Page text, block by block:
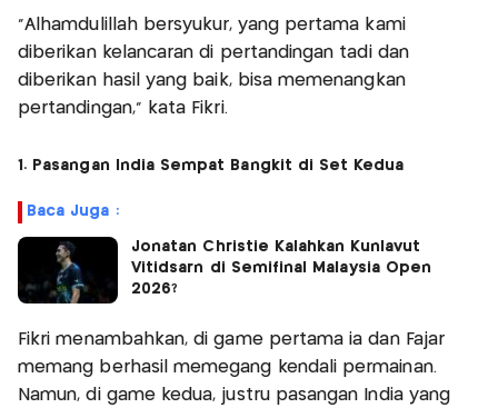
"Alhamdulillah bersyukur, yang pertama kami
diberikan kelancaran di pertandingan tadi dan
diberikan hasil yang baik, bisa memenangkan
pertandingan," kata Fikri.
1. Pasangan India Sempat Bangkit di Set Kedua
Baca Juga :
Jonatan Christie Kalahkan Kunlavut
Vitidsarn di Semifinal Malaysia Open
2026?
Fikri menambahkan, di game pertama ia dan Fajar
memang berhasil memegang kendali permainan.
Namun, di game kedua, justru pasangan India yang